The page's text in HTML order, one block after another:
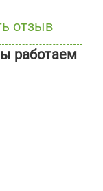
отзыв
работаем